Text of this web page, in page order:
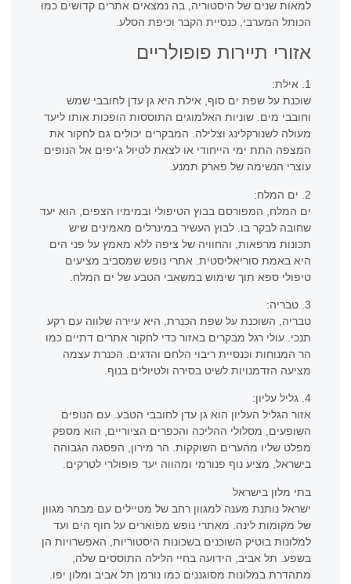
למאות שנים של היסטוריה, בה נמצאים אתרים קדושים כמו
הכותל המערבי, כנסיית הקבר וכיפת הסלע.
אזורי תיירות פופולריים
1. אילת:
שוכנת על שפת ים סוף, אילת היא גן עדן לחובבי שמש
וחובבי מים. שוניות האלמוגים התוססות הופכות אותו ליעד
מעולה לשנורקלינג וצלילה. המבקרים יכולים גם לחקור את
המצפה התת ימי הייחודי או לצאת לטיול ג'יפים אל הנופים
עוצרי הנשימה של פארק תמנע.
2. ים המלח:
ים המלח, המפורסם בבוץ הטיפולי ובמימיו הצפים, הוא יעד
שחובה לבקר בו. לבוץ העשיר במינרלים מאמינים שיש
תכונות מרפאות, והחוויה של ציפה ללא מאמץ על פני הים
היא באמת סוריאליסטית. אתרי נופש שמסביב מציעים
טיפולי ספא תוך שימוש במשאבי הטבע של ים המלח.
3. טבריה:
טבריה, השוכנת על שפת הכנרת, היא עיירה שלווה עם רקע
תנכי. עולי רגל מבקרים באזור כדי לחקור אתרים דתיים כמו
הר המנוחות וכנסיית ריבוי הלחם והדגים. הכנרת עצמה
מציעה הזדמנויות לשיט בסירה ולטיולים בנוף.
4. גליל עליון:
אזור הגליל העליון הוא גן עדן לחובבי הטבע. עם הנופים
השופעים, מסלולי ההליכה והכפרים הציוריים, הוא מספק
מפלט שליו מהערים השוקקות. הר מירון, הפסגה הגבוהה
בישראל, מציע נוף פנורמי ומהווה יעד פופולרי לטרקים.
בתי מלון בישראל
ישראל נותנת מענה למגוון רחב של מטיילים עם מבחר מגוון
של מקומות לינה. מאתרי נופש מפוארים על חוף הים ועד
למלונות בוטיק השוכנים בשכונות היסטוריות, האפשרויות הן
בשפע. תל אביב, הידועה בחיי הלילה התוססים שלה,
מתהדרת במלונות מסוגננים כמו נורמן תל אביב ומלון יפו.